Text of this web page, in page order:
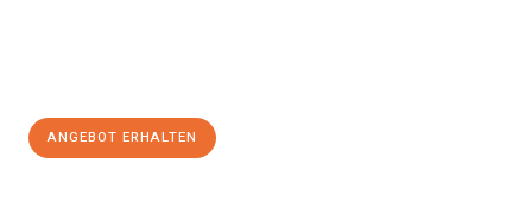
ANGEBOT ERHALTEN